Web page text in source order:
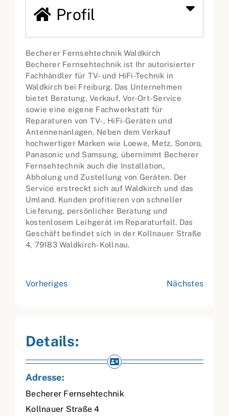
Profil
Becherer Fernsehtechnik Waldkirch
Becherer Fernsehtechnik ist Ihr autorisierter
Fachhändler für TV- und HiFi-Technik in
Waldkirch bei Freiburg. Das Unternehmen
bietet Beratung, Verkauf, Vor-Ort-Service
sowie eine eigene Fachwerkstatt für
Reparaturen von TV-, HiFi-Geräten und
Antennenanlagen. Neben dem Verkauf
hochwertiger Marken wie Loewe, Metz, Sonoro,
Panasonic und Samsung, übernimmt Becherer
Fernsehtechnik auch die Installation,
Abholung und Zustellung von Geräten. Der
Service erstreckt sich auf Waldkirch und das
Umland. Kunden profitieren von schneller
Lieferung, persönlicher Beratung und
kostenlosem Leihgerät im Reparaturfall. Das
Geschäft befindet sich in der Kollnauer Straße
4, 79183 Waldkirch-Kollnau.
Vorheriges Nächstes
Details:
Adresse:
Becherer Fernsehtechnik
Kollnauer Straße 4